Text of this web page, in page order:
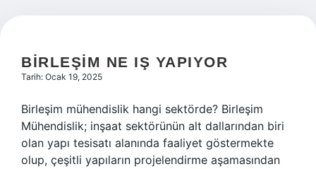
BIRLEŞIM NE IŞ YAPIYOR
Tarih: Ocak 19, 2025
Birleşim mühendislik hangi sektörde? Birleşim
Mühendislik; inşaat sektörünün alt dallarından biri
olan yapı tesisatı alanında faaliyet göstermekte
olup, çeşitli yapıların projelendirme aşamasından